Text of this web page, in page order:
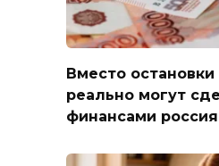
Вместо
реально могут
финансами